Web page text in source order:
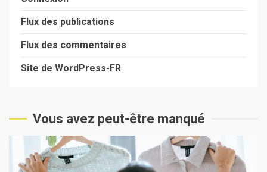
Flux des publications
Flux des commentaires
Site de WordPress-FR
Vous avez peut-être manqué